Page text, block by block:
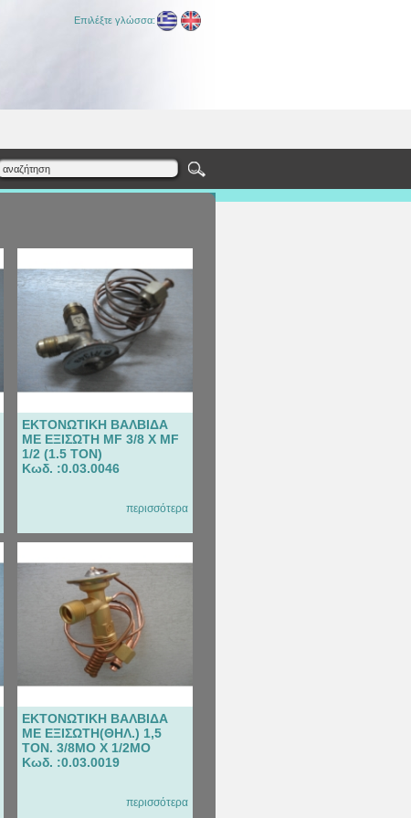
Επιλέξτε γλώσσα:
ΕΚΤΟΝΩΤΙΚΗ ΒΑΛΒΙΔΑ
ΜΕ ΕΞΙΣΩΤΗ MF 3/8 X MF
1/2 (1.5 TON)
Κωδ. :0.03.0046
περισσότερα
ΕΚΤΟΝΩΤΙΚΗ ΒΑΛΒΙΔΑ
ΜΕ ΕΞΙΣΩΤΗ(ΘΗΛ.) 1,5
ΤΟΝ. 3/8ΜΟ Χ 1/2ΜΟ
Κωδ. :0.03.0019
περισσότερα